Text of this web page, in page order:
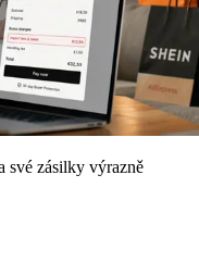
své zásilky výrazně